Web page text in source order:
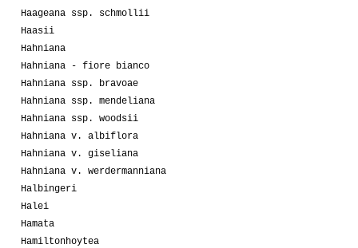
Haageana ssp. schmollii
Haasii
Hahniana
Hahniana - fiore bianco
Hahniana ssp. bravoae
Hahniana ssp. mendeliana
Hahniana ssp. woodsii
Hahniana v. albiflora
Hahniana v. giseliana
Hahniana v. werdermanniana
Halbingeri
Halei
Hamata
Hamiltonhoytea